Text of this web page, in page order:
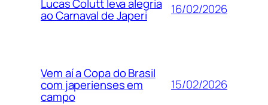
Lucas Colutt leva alegria
ao Carnaval de Japeri 16/02/2026
Vem aí a Copa do Brasil
com japerienses em
campo
15/02/2026